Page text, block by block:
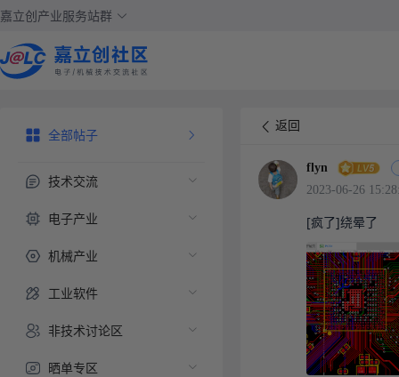
嘉立创产业服务站群
全部帖子
技术交流
电子产业
机械产业
工业软件
非技术讨论区
晒单专区
返回
flyn
2023-06-26
[疯了]绕晕了